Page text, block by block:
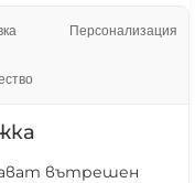
Персонализация
вътрешен